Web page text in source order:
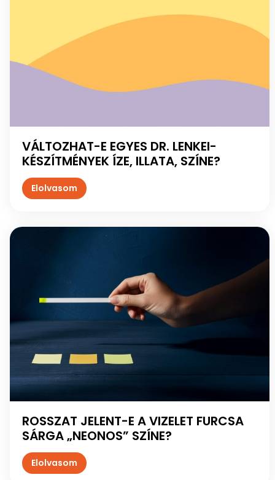
VÁLTOZHAT-E EGYES DR. LENKEI-
KÉSZÍTMÉNYEK ÍZE, ILLATA, SZÍNE?
ROSSZAT JELENT-E A VIZELET FURCSA
SÁRGA „NEONOS” SZÍNE?